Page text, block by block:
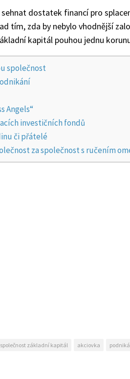
dostatek financí pro
tím, zda by nebylo vhodnější
kapitál pouhou jednu
společnost
Angels“
investičních fondů
či přátelé
za společnost s ručením
základní kapitál akciovka